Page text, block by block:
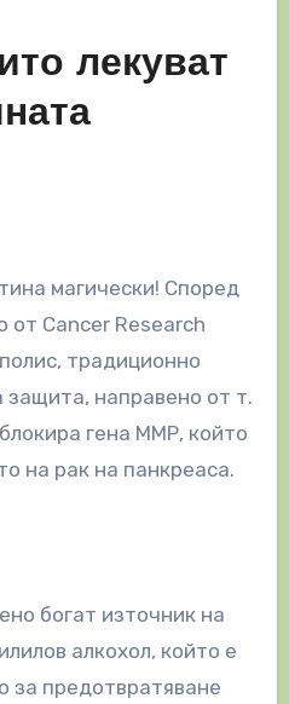
лекуват
магически! Според
от Cancer Research
традиционно
защита, направено от т.
гена ММР, който
на рак на панкреаса.
богат източник на
алкохол, който е
за предотвратяване